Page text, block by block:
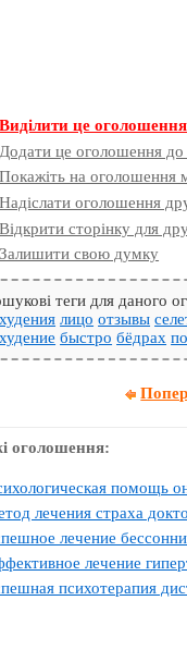
Виділити це оголошення
Додати це оголошення до
Покажіть на оголошення
Надіслати оголошення
Відкрити сторінку для
Залишити свою думку
теги для даного
лицо отзывы
быстро бёдрах
оголошення:
помощь
лечения страха
лечение
лечение
психотерапия